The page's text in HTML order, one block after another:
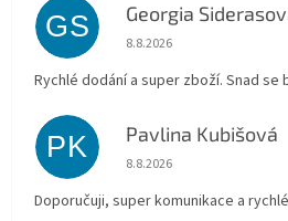
GS Georgia
Hodnocení obchodu je 5
8.8.2026
Rychlé dodání a super zboží. Snad se
PK Pavlina Kubišová
Hodnocení obchodu je 5
8.8.2026
Doporučuji, super komunikace a